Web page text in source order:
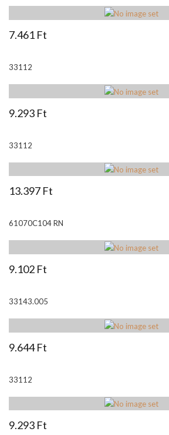
7.461 Ft
33112
9.293 Ft
33112
13.397 Ft
61070C104 RN
9.102 Ft
33143.005
9.644 Ft
33112
9.293 Ft